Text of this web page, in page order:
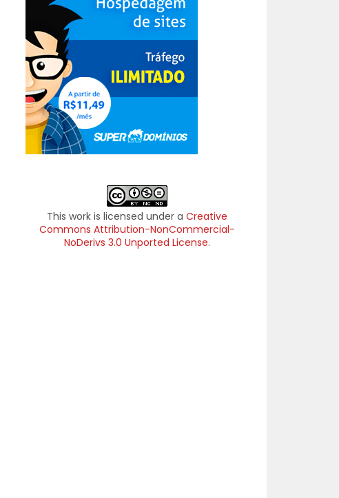
This work is licensed under aCreative
Commons Attribution-NonCommercial-
NoDerivs 3.0 Unported License.